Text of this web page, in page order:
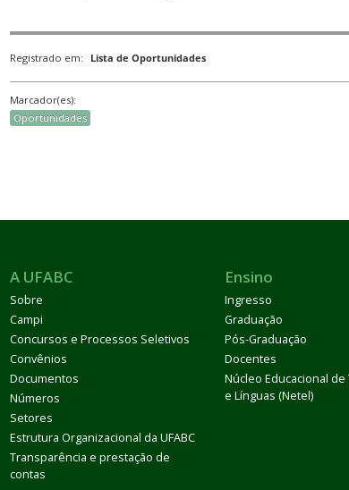
Registrado em: Lista de Oportunidades
Marcador(es):
Oportunidades
A UFABC
Sobre
Campi
Concursos e Processos Seletivos
Convênios
Documentos
Números
Setores
Estrutura Organizacional da UFABC
Transparência e prestação de
contas
Ensino
Ingresso
Graduação
Pós-Graduação
Docentes
Núcleo Educacional de
e Línguas (Netel)